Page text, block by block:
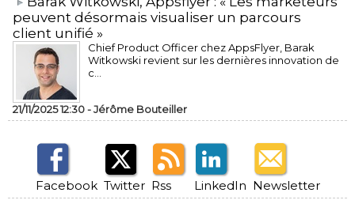
peuvent désormais visualiser un parcours
client unifié »
Chief Product Officer chez AppsFlyer, ​Barak
Witkowski revient sur les dernières innovation de
c...
21/11/2025 12:30 -Jérôme Bouteiller
Facebook Twitter Rss LinkedIn Newsletter